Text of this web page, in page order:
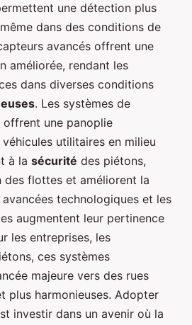
une détection plus
dans des conditions de
avancés offrent une
améliorée, rendant les
dans diverses conditions
. Les systèmes de
une panoplie
véhicules utilitaires en milieu
à la sécurité des piétons,
flottes et améliorent la
technologiques et les
augmentent leur pertinence
les entreprises, les
ces systèmes
majeure vers des rues
plus harmonieuses. Adopter
investir dans un avenir où la